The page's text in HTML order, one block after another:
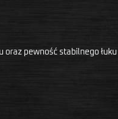
pewność stabilnego łuku